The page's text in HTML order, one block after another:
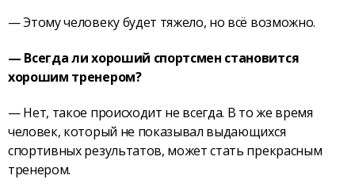
— Этому человеку будет тяжело, но всё возможно.
— Всегда ли хороший спортсмен становится
хорошим тренером?
— Нет, такое происходит не всегда. В то же время
человек, который не показывал выдающихся
спортивных результатов, может стать прекрасным
тренером.